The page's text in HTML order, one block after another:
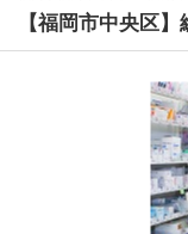
【福岡市中央区